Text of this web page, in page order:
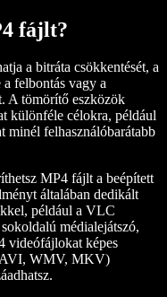
fájlt?
a bitráta csökkentését, a
felbontás vagy a
A tömörítő eszközök
különféle célokra, például
felhasználóbarátabb
MP4 fájlt a beépített
általában dedikált
például a VLC
médialejátszó,
videófájlokat képes
AVI, WMV, MKV)